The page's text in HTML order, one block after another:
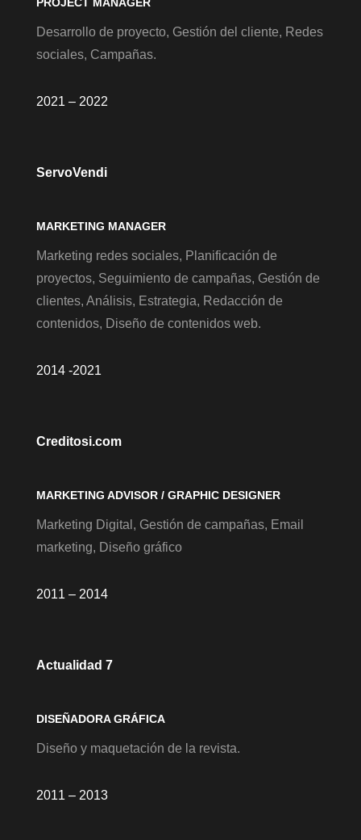
PROJECT MANAGER
Desarrollo de proyecto, Gestión del cliente, Redes
sociales, Campañas.
2021 – 2022
ServoVendi
MARKETING MANAGER
Marketing redes sociales, Planificación de
proyectos, Seguimiento de campañas, Gestión de
clientes, Análisis, Estrategia, Redacción de
contenidos, Diseño de contenidos web.
2014 -2021
Creditosi.com
MARKETING ADVISOR / GRAPHIC DESIGNER
Marketing Digital, Gestión de campañas, Email
marketing, Diseño gráfico
2011 – 2014
Actualidad 7
DISEÑADORA GRÁFICA
Diseño y maquetación de la revista.
2011 – 2013